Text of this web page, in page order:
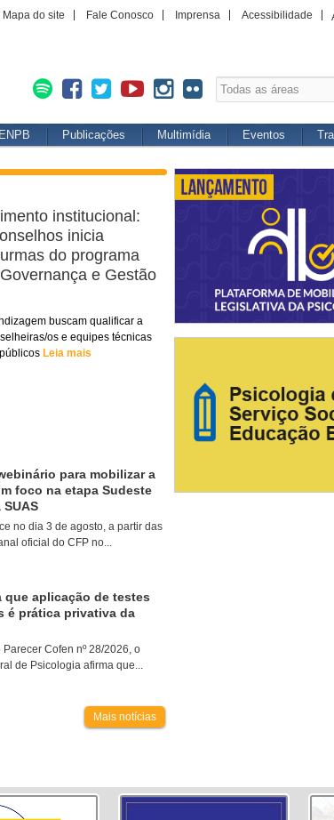
Mapa do site Fale Conosco Imprensa Acessibilidade
Publicações Multimídia Eventos
institucional:
inicia
do programa
e Gestão
buscam qualificar a
os e equipes técnicas
Leia mais
para mobilizar a
foco na etapa Sudeste
SUAS
no dia 3 de agosto, a partir das
oficial do CFP no...
que aplicação de testes
é prática privativa da
Parecer Cofen nº 28/2026, o
de Psicologia afirma que...
Mais notícias